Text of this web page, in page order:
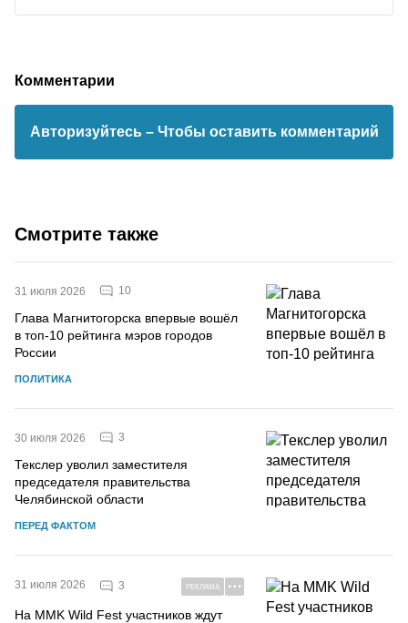
Комментарии
Авторизуйтесь – Чтобы оставить комментарий
Смотрите также
31 июля 2026 10
Глава Магнитогорска впервые вошёл
в топ-10 рейтинга мэров городов
России
ПОЛИТИКА
30 июля 2026 3
Текслер уволил заместителя
председателя правительства
Челябинской области
ПЕРЕД ФАКТОМ
31 июля 2026 3 РЕКЛАМА
На MMK Wild Fest участников ждут